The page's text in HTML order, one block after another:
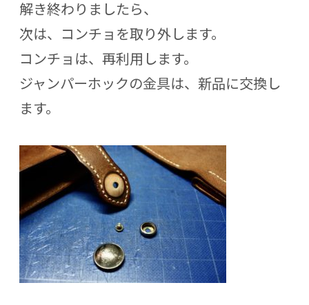
解き終わりましたら、
次は、コンチョを取り外します。
コンチョは、再利用します。
ジャンパーホックの金具は、新品に交換し
ます。